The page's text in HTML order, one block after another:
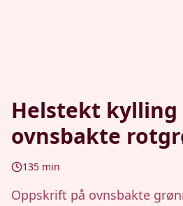
Helstekt kylling
ovnsbakte
135 min
Oppskrift på ovnsbakte